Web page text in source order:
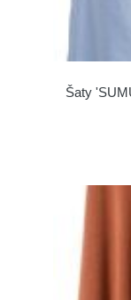
Šaty